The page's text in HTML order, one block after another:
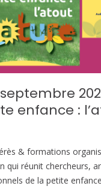
septembre
enfance :
& formations
qui réunit chercheurs,
de la petite